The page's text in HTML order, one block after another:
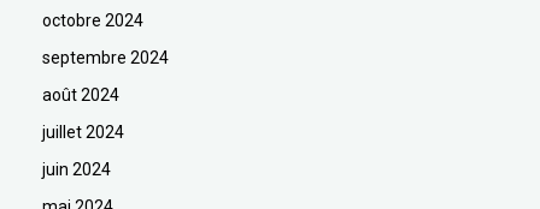
octobre 2024
septembre 2024
août 2024
juillet 2024
juin 2024